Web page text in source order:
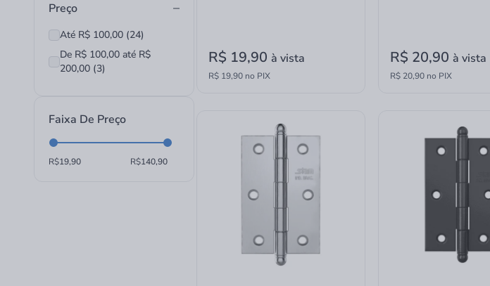
Preço
Até R$ 100,00 (24)
De R$ 100,00 até R$
200,00 (3)
Faixa De Preço
R$ R$
R$ 19,90 à vista
R$ 19,90 no PIX
R$ 20,90 à vista
R$ 20,90 no PIX